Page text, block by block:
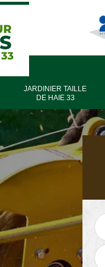
JARDINIER TAILLE
DE HAIE 33
Entreprise élagage
33